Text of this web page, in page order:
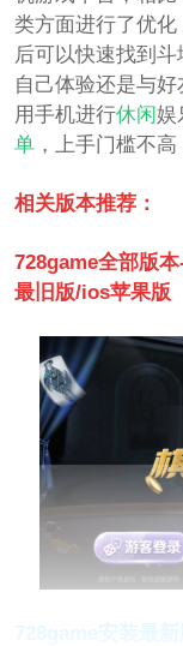
类方面进行了优
后可以快速找到
自己体验还是与
用手机进行休闲娱
单，上手门槛不高
相关版本推荐：
728game全部版
最旧版/ios苹果版
728game安装最